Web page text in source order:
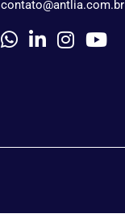
contato@antlia.com.br